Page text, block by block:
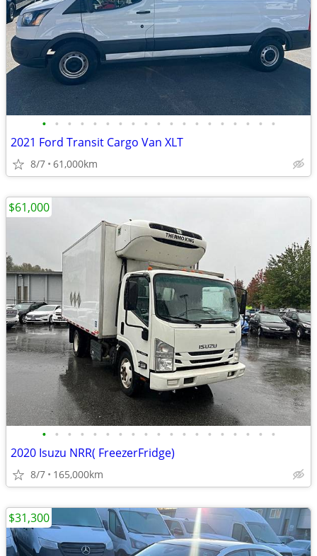
• • • • • • • • • • • • • • • • • • •
2021 Ford Transit Cargo Van XLT
8/7 61,000km
• • • • • • • • • • • • • • • • • • •
2020 Isuzu NRR( FreezerFridge)
8/7 165,000km
$61,000
$31,300